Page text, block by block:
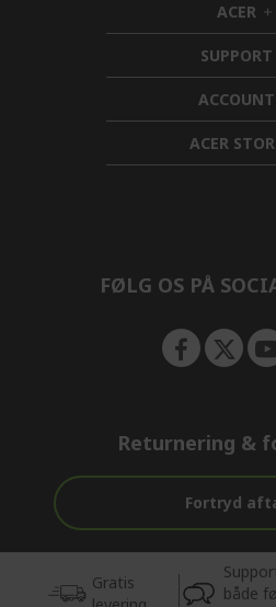
ACER h
i
d
d
e
n
SUPPORT
ACCOUNT
ACER
FØLG OS PÅ
Returnering &
Fortryd
Gratis
både